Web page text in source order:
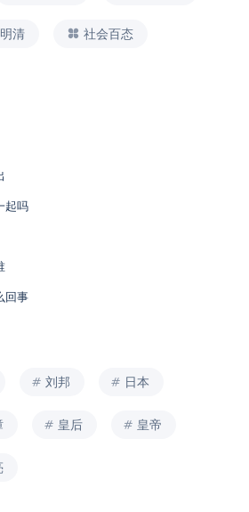
明清 社会百态
起吗
回事
刘邦 日本
皇后 皇帝